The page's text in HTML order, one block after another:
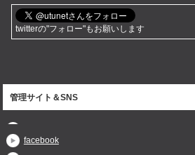
twitterの"フォロー"もお願いします
管理サイト＆SNS
facebook